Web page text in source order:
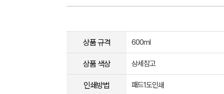
상품 규격 600ml
상품 색상 상세참고
인쇄방법 패드1도인쇄